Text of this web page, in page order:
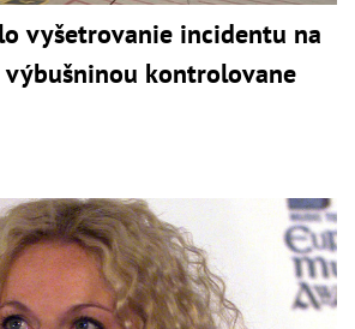
vyšetrovanie incidentu na
kontrolovane